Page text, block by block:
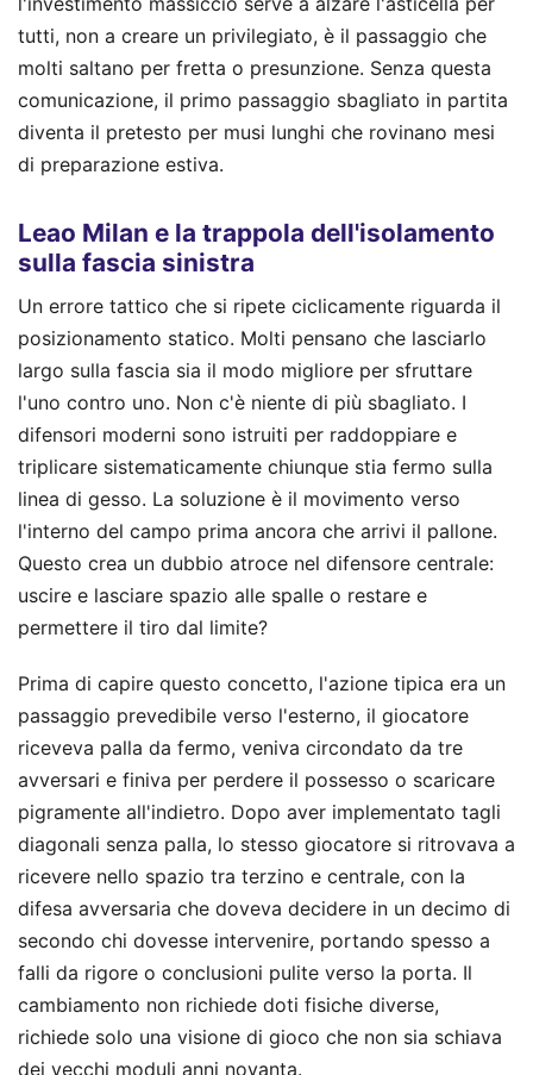
tutti, non a creare un privilegiato, è il passaggio che
molti saltano per fretta o presunzione. Senza questa
comunicazione, il primo passaggio sbagliato in partita
diventa il pretesto per musi lunghi che rovinano mesi
di preparazione estiva.
Leao Milan e la trappola dell'isolamento
sulla fascia sinistra
Un errore tattico che si ripete ciclicamente riguarda il
posizionamento statico. Molti pensano che lasciarlo
largo sulla fascia sia il modo migliore per sfruttare
l'uno contro uno. Non c'è niente di più sbagliato. I
difensori moderni sono istruiti per raddoppiare e
triplicare sistematicamente chiunque stia fermo sulla
linea di gesso. La soluzione è il movimento verso
l'interno del campo prima ancora che arrivi il pallone.
Questo crea un dubbio atroce nel difensore centrale:
uscire e lasciare spazio alle spalle o restare e
permettere il tiro dal limite?
Prima di capire questo concetto, l'azione tipica era un
passaggio prevedibile verso l'esterno, il giocatore
riceveva palla da fermo, veniva circondato da tre
avversari e finiva per perdere il possesso o scaricare
pigramente all'indietro. Dopo aver implementato tagli
diagonali senza palla, lo stesso giocatore si ritrovava a
ricevere nello spazio tra terzino e centrale, con la
difesa avversaria che doveva decidere in un decimo di
secondo chi dovesse intervenire, portando spesso a
falli da rigore o conclusioni pulite verso la porta. Il
cambiamento non richiede doti fisiche diverse,
richiede solo una visione di gioco che non sia schiava
dei vecchi moduli anni novanta.